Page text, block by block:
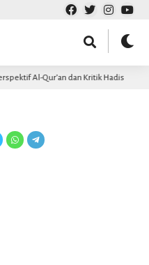
Al-Qur’an dan Kritik Hadis